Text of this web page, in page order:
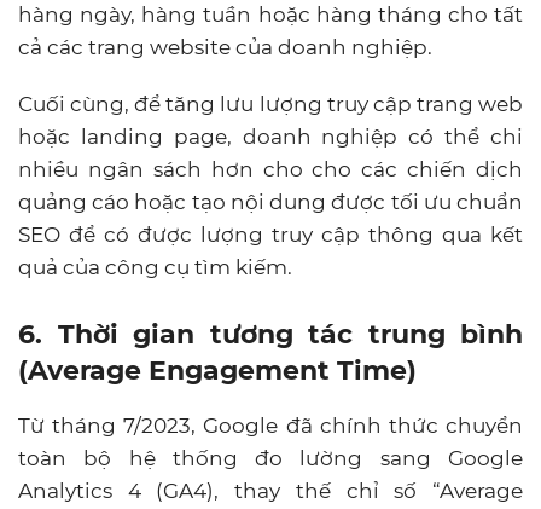
hàng ngày, hàng tuần hoặc hàng tháng cho tất
cả các trang website của doanh nghiệp.
Cuối cùng, để tăng lưu lượng truy cập trang web
hoặc landing page, doanh nghiệp có thể chi
nhiều ngân sách hơn cho cho các chiến dịch
quảng cáo hoặc tạo nội dung được tối ưu chuẩn
SEO để có được lượng truy cập thông qua kết
quả của công cụ tìm kiếm.
6. Thời gian tương tác trung bình
(Average Engagement Time)
Từ tháng 7/2023, Google đã chính thức chuyển
toàn bộ hệ thống đo lường sang Google
Analytics 4 (GA4), thay thế chỉ số “Average